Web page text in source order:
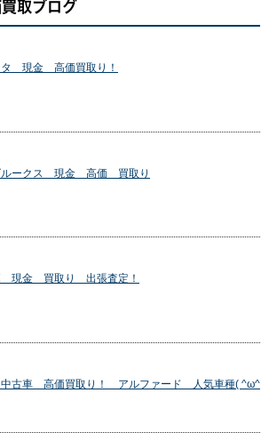
取ブログ
タ 現金 高価買取り！
ルークス 現金 高価 買取り
現金 買取り 出張査定！
古車 高価買取り！ アルファード 人気車種( ^ω^